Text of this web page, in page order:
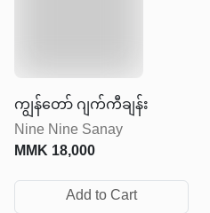
ကျွန်တော် ဂျက်ကီချန်း
Nine Nine Sanay
MMK18,000
Add to Cart